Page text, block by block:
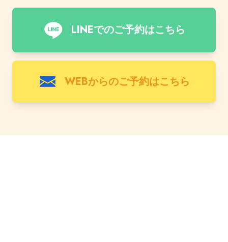
LINEでのご予約はこちら
WEBからのご予約はこちら